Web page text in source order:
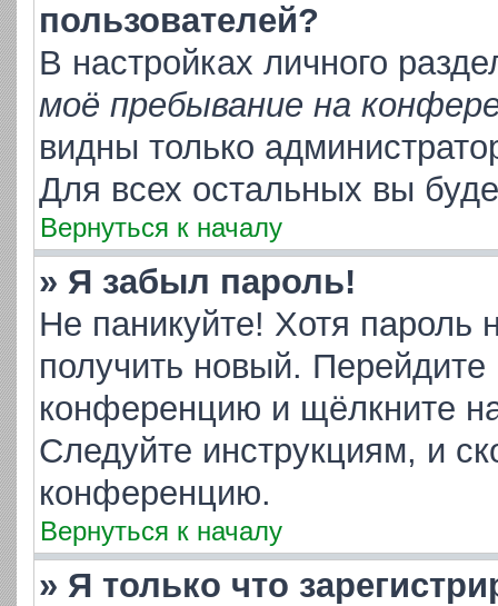
пользователей?
В настройках личного
моё пребывание на
видны только
Для всех остальных вы
Вернуться к началу
» Я забыл пароль!
Не паникуйте! Хотя пароль
получить новый.
конференцию и щёлкните
Следуйте инструкциям, и
конференцию.
Вернуться к началу
» Я только что